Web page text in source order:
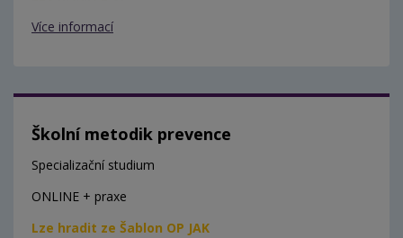
Více informací
Školní metodik prevence
Specializační studium
ONLINE + praxe
Lze hradit ze Šablon OP JAK